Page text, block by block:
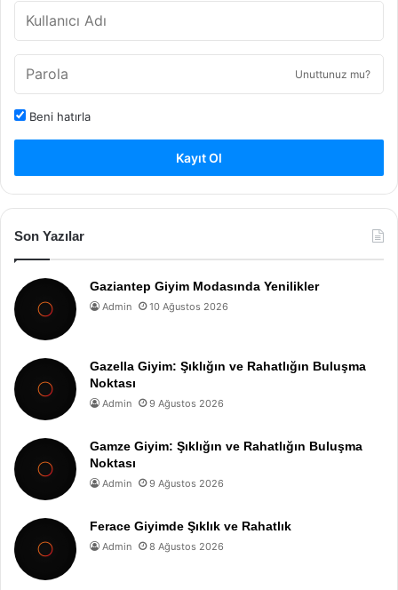
Unuttunuz mu?
Beni hatırla
Kayıt Ol
Son Yazılar
Gaziantep Giyim Modasında Yenilikler
Admin 10 Ağustos 2026
Gazella Giyim: Şıklığın ve Rahatlığın Buluşma
Noktası
Admin 9 Ağustos 2026
Gamze Giyim: Şıklığın ve Rahatlığın Buluşma
Noktası
Admin 9 Ağustos 2026
Ferace Giyimde Şıklık ve Rahatlık
Admin 8 Ağustos 2026